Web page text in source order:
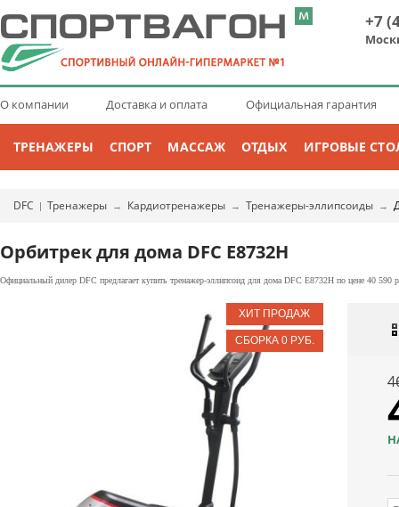
+7
О компании Доставка и оплата Официальная гарантия
ТРЕНАЖЕРЫ СПОРТ МАССАЖ ОТДЫХ ИГРОВЫЕ
DFC | Тренажеры → Кардиотренажеры → Тренажеры-эллипсоиды →
Орбитрек для дома DFC E8732H
Официальный дилер DFC предлагает купить тренажер-эллипсоид для дома DFC E8732H по цене 40